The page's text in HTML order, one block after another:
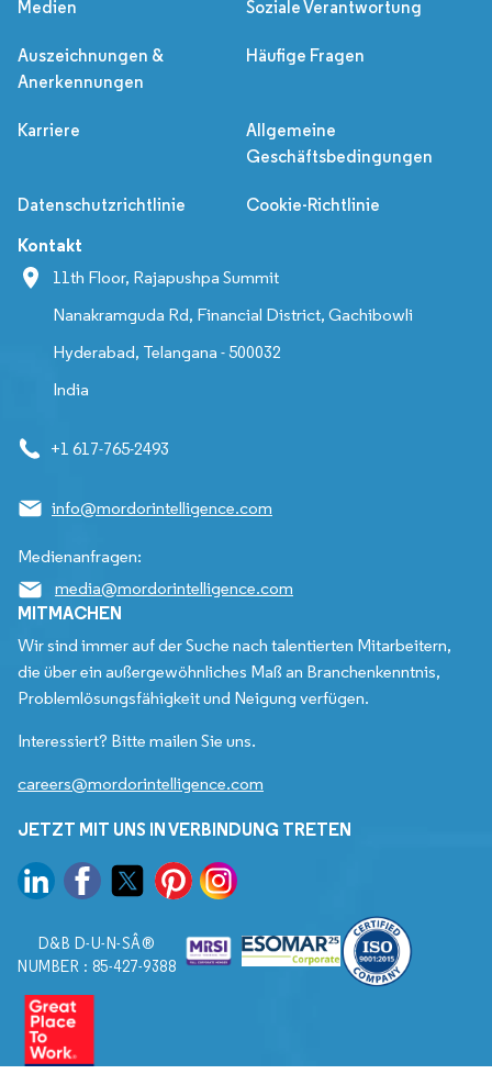
Medien Soziale Verantwortung
Auszeichnungen &
Anerkennungen
Häufige Fragen
Karriere
Allgemeine
Geschäftsbedingungen
Datenschutzrichtlinie Cookie-Richtlinie
Kontakt
11th Floor, Rajapushpa Summit
Nanakramguda Rd, Financial District, Gachibowli
Hyderabad, Telangana - 500032
India
+1 617-765-2493
info@mordorintelligence.com
Medienanfragen:
media@mordorintelligence.com
MITMACHEN
Wir sind immer auf der Suche nach talentierten Mitarbeitern,
die über ein außergewöhnliches Maß an Branchenkenntnis,
Problemlösungsfähigkeit und Neigung verfügen.
Interessiert? Bitte mailen Sie uns.
careers@mordorintelligence.com
JETZT MIT UNS IN VERBINDUNG TRETEN
D&B D-U-N-SÂ®
NUMBER : 85-427-9388